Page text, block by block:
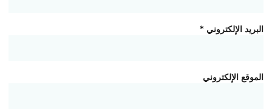
البريد الإلكتروني *
الموقع الإلكتروني